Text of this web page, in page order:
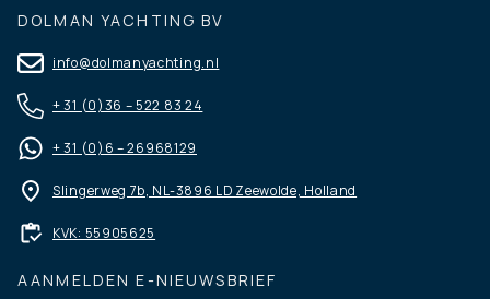
DOLMAN YACHTING BV
info@dolmanyachting.nl
+ 31 (0)36 – 522 83 24
+ 31 (0)6 – 26968129
Slingerweg 7b, NL-3896 LD Zeewolde, Holland
KVK: 55905625
AANMELDEN E-NIEUWSBRIEF